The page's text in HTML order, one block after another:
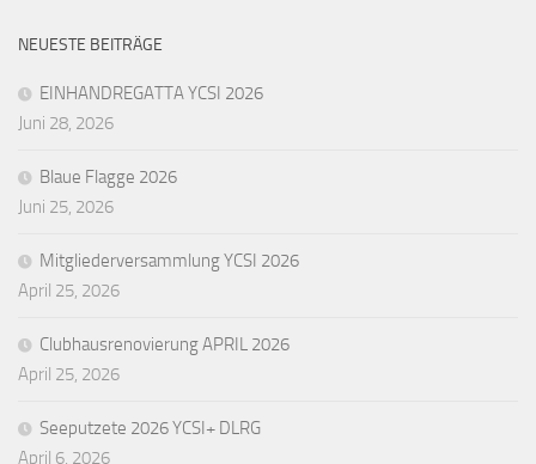
NEUESTE BEITRÄGE
EINHANDREGATTA YCSI 2026
Juni 28, 2026
Blaue Flagge 2026
Juni 25, 2026
Mitgliederversammlung YCSI 2026
April 25, 2026
Clubhausrenovierung APRIL 2026
April 25, 2026
Seeputzete 2026 YCSI+ DLRG
April 6, 2026